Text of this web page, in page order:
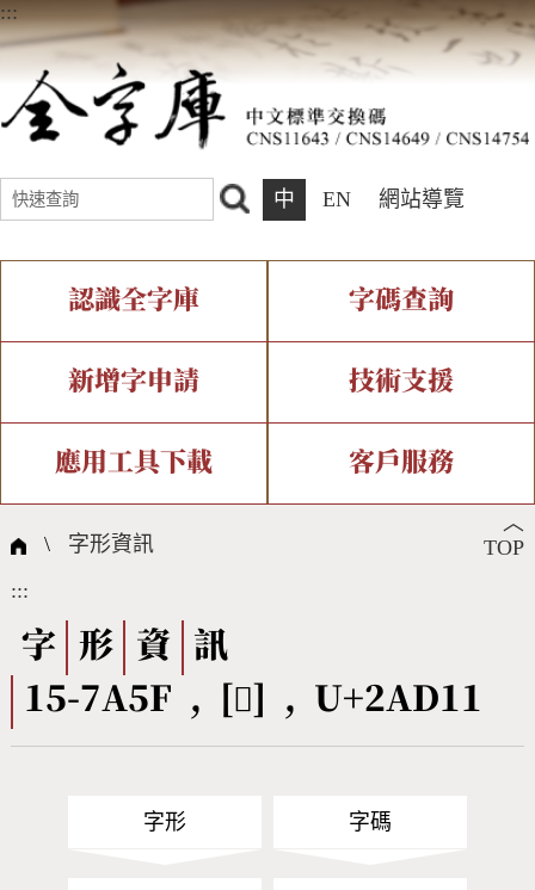
:::
中 EN 網站導覽
認識全字庫
全字庫介紹 全字庫現況
中文碼介紹 專有名詞介紹
國際字碼相關組織
字碼查詢
IDS查詢 部件查詢
複合查詢 注音查詢
筆畫查詢
筆順序查詢
CNS查詢 Unicode查詢
新增字申請
新字申請處理流程
技術支援
字形即時顯示 造字解決方案
全字庫授權 轉碼Web Service
應用工具下載
個人電腦造字處理工具
字形下載
客戶服務
問題集
熱門查詢統計
︿
TOP
\ 字形資訊
:::
字 形 資
訊
15-7A5F , [𪴑] , U+2AD11
字形 字碼